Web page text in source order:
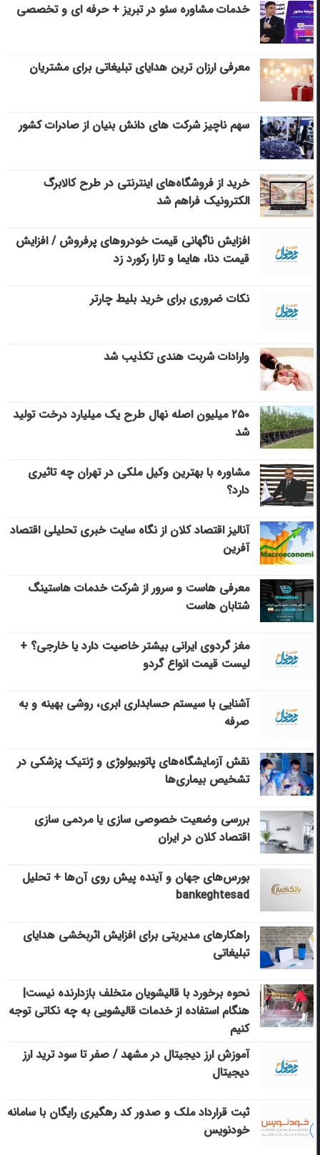
خدمات مشاوره سئو در تبریز + حرفه ای و تخصصی
معرفی ارزان ترین هدایای تبلیغاتی برای مشتریان
سهم ناچیز شرکت های دانش بنیان از صادرات کشور
خرید از فروشگاه‌های اینترنتی در طرح کالابرگ
الکترونیک فراهم شد
افزایش ناگهانی قیمت خودروهای پرفروش / افزایش
قیمت دنا، هایما و تارا رکورد زد
نکات ضروری برای خرید بلیط چارتر
وارادات شربت هندی تکذیب شد
۲۵۰ میلیون اصله نهال طرح یک میلیارد درخت تولید
شد
مشاوره با بهترین وکیل ملکی در تهران چه تاثیری
دارد؟
آنالیز اقتصاد کلان از نگاه سایت خبری تحلیلی اقتصاد
آفرین
معرفی هاست و سرور از شرکت خدمات هاستینگ
شتابان هاست
مغز گردوی ایرانی بیشتر خاصیت دارد یا خارجی؟ +
لیست قیمت انواع گردو
آشنایی با سیستم حسابداری ابری، روشی بهینه و به
صرفه
نقش آزمایشگاه‌های پاتوبیولوژی و ژنتیک پزشکی در
تشخیص بیماری‌ها
بررسی وضعیت خصوصی سازی یا مردمی سازی
اقتصاد کلان در ایران
بورس‌های جهان و آینده پیش روی آن‌ها + تحلیل
bankeghtesad
راهکارهای مدیریتی برای افزایش اثربخشی هدایای
تبلیغاتی
نحوه برخورد با قالیشویان متخلف بازدارنده نیست|
هنگام استفاده از خدمات قالیشویی به چه نکاتی توجه
کنیم
آموزش ارز دیجیتال در مشهد / صفر تا سود ترید ارز
دیجیتال
ثبت قرارداد ملک و صدور کد رهگیری رایگان با سامانه
خودنویس